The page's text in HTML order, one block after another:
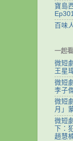
寶島
Ep301
百味
一起
微短
王星
微短
李子
微短
月」
微短
下：
趙慧